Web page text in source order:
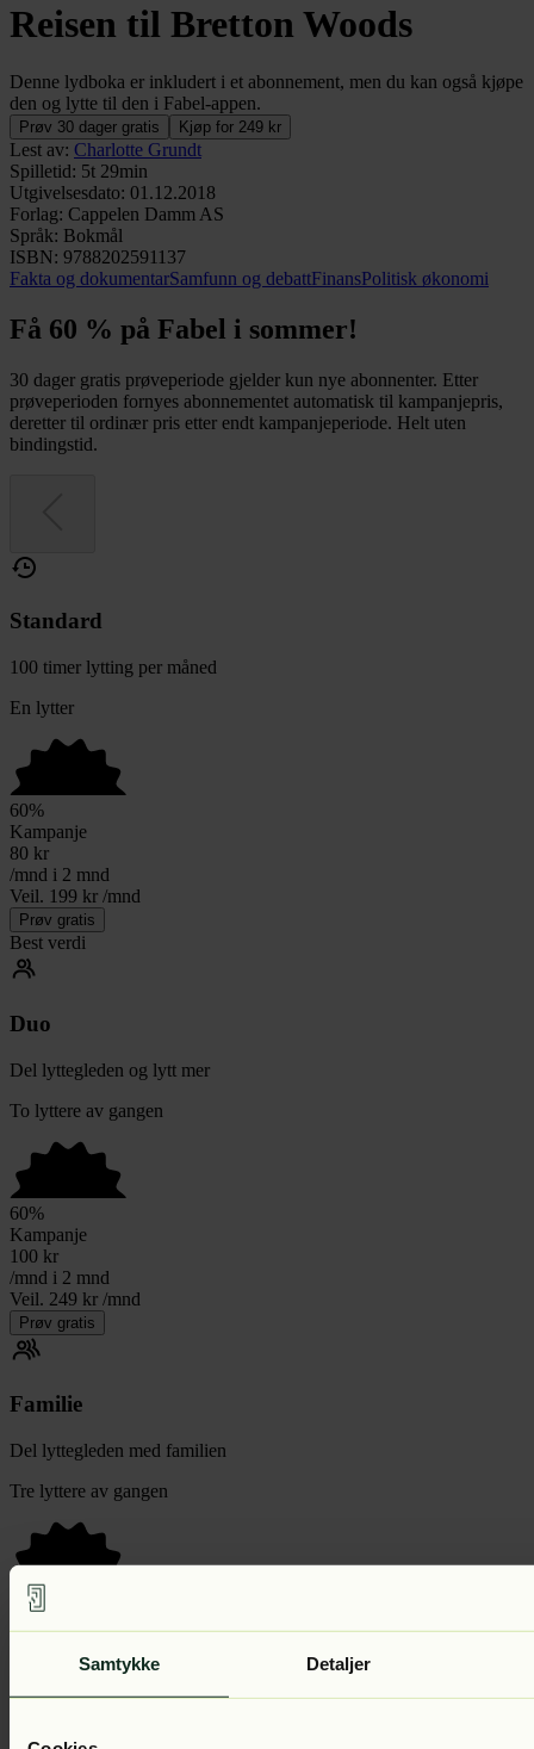
Samtykke Detaljer
Reisen til Bretton Woods
Denne lydboka er inkludert i et abonnement, men du kan også kjøpe
den og lytte til den i Fabel-appen.
Prøv 30 dager gratis Kjøp for 249 kr
Lest av: Charlotte Grundt
Spilletid: 5t 29min
Utgivelsesdato: 01.12.2018
Forlag: Cappelen Damm AS
Språk: Bokmål
ISBN: 9788202591137
Fakta og dokumentarSamfunn og debattFinansPolitisk økonomi
Få 60 % på Fabel i sommer!
30 dager gratis prøveperiode gjelder kun nye abonnenter. Etter
prøveperioden fornyes abonnementet automatisk til kampanjepris,
deretter til ordinær pris etter endt kampanjeperiode. Helt uten
bindingstid.
Standard
100 timer lytting per måned
En lytter
60%
Kampanje
80 kr
/mnd i 2 mnd
Veil. 199 kr /mnd
Prøv gratis
Best verdi
Duo
Del lyttegleden og lytt mer
To lyttere av gangen
60%
Kampanje
100 kr
/mnd i 2 mnd
Veil. 249 kr /mnd
Prøv gratis
Familie
Del lyttegleden med familien
Tre lyttere av gangen
60%
Kampanje
140 kr
/mnd i 2 mnd
Veil. 349 kr /mnd
Prøv gratis